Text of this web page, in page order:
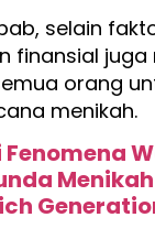
selain
finansial juga
orang
menikah.
Fenomena